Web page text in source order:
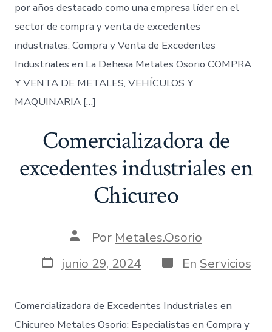
por años destacado como una empresa líder en el
sector de compra y venta de excedentes
industriales. Compra y Venta de Excedentes
Industriales en La Dehesa Metales Osorio COMPRA
Y VENTA DE METALES, VEHÍCULOS Y
MAQUINARIA […]
Comercializadora de
excedentes industriales en
Chicureo
Autor
la
entrada
Por Metales.Osorio
Fecha
de
junio 29, 2024 Categorías
En Servicios
Comercializadora de Excedentes Industriales en
Chicureo Metales Osorio: Especialistas en Compra y